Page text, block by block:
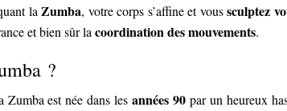
la Zumba, votre corps s’affine et voussculptez
et bien sûr la coordination des mouvements.
?
Zumba est née dans lesannées 90par un heureux